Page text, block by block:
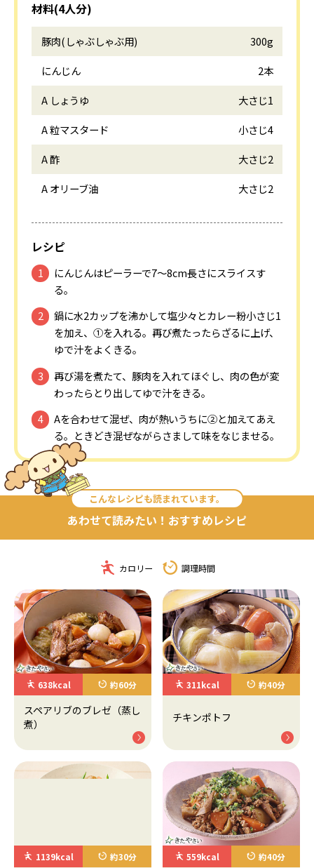
材料(4人分)
豚肉(しゃぶしゃぶ用)
300g
にんじん
2本
A しょうゆ
大さじ1
A 粒マスタード
小さじ4
A 酢
大さじ2
A オリーブ油
大さじ2
レシピ
にんじんはピーラーで7～8cm長さにスライスす
る。
鍋に水2カップを沸かして塩少々とカレー粉小さじ1
を加え、①を入れる。再び煮たったらざるに上げ、
ゆで汁をよくきる。
再び湯を煮たて、豚肉を入れてほぐし、肉の色が変
わったらとり出してゆで汁をきる。
Aを合わせて混ぜ、肉が熱いうちに②と加えてあえ
る。ときどき混ぜながらさまして味をなじませる。
こんなレシピも読まれています。
あわせて読みたい！おすすめレシピ
カロリー 調理時間
638kcal 約60分
スペアリブのブレゼ（蒸し
煮）
311kcal 約40分
チキンポトフ
1139kcal 約30分 559kcal 約40分